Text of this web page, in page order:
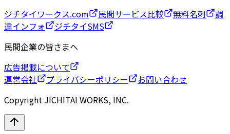
ジチタイワークス.com
民間サービス比較 無料名刺
調
達インフォ
ジチタイSMS
民間企業の皆さまへ
広告掲載について
運営会社
プライバシーポリシー
お問い合わせ
Copyright JICHITAI WORKS, INC.